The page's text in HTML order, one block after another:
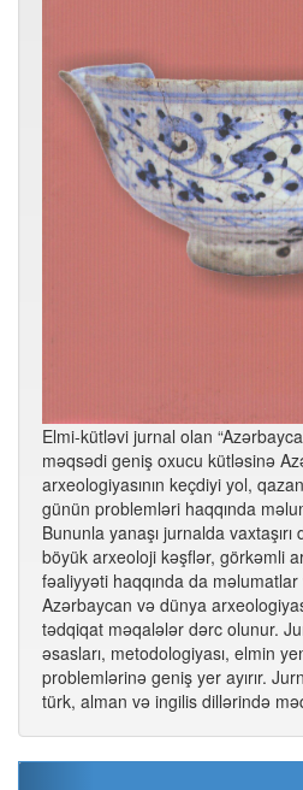
Elmi-kütləvi jurnal olan
məqsədi geniş oxucu kütləsinə
arxeologiyasının keçdiyi yol,
günün problemləri haqqında
Bununla yanaşı jurnalda vaxtaşırı
böyük arxeoloji kəşflər, görkəmli
fəaliyyəti haqqında da
Azərbaycan və dünya
tədqiqat məqalələr dərc olunur.
əsasları, metodologiyası, elmin
problemlərinə geniş yer ayırır.
türk, alman və ingilis dillərində